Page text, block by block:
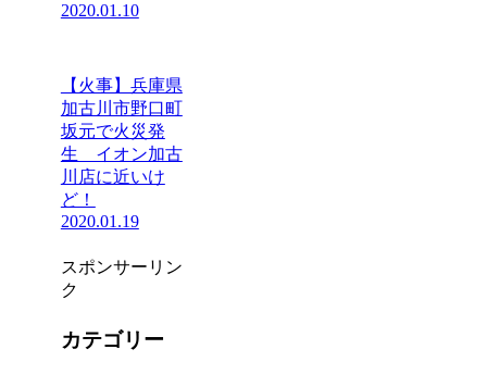
2020.01.10
【火事】兵庫県
加古川市野口町
坂元で火災発
生 イオン加古
川店に近いけ
ど！
2020.01.19
スポンサーリン
ク
カテゴリー